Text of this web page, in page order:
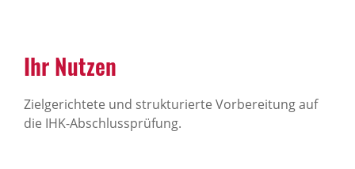
Ihr Nutzen
Zielgerichtete und strukturierte Vorbereitung auf
die IHK-Abschlussprüfung.